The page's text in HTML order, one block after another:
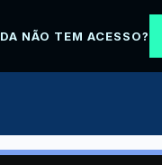
NÃO TEM ACESSO?